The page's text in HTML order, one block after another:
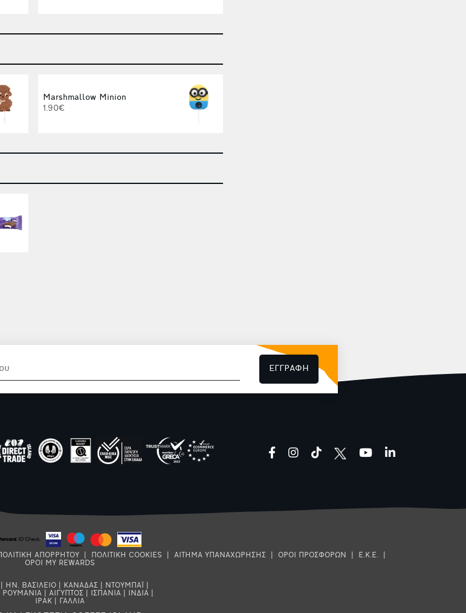
Marshmallow Minion
1.90€
ΕΓΓΡΑΦΗ
facebookinstagram
tiktok youtubelinkedin
ΠΟΛΙΤΙΚΗ ΑΠΟΡΡΗΤΟΥ ΠΟΛΙΤΙΚΗ COOKIES ΑΙΤΗΜΑ ΥΠΑΝΑΧΩΡΗΣΗΣ ΟΡΟΙ ΠΡΟΣΦΟΡΩΝ Ε.Κ.Ε.
ΟΡΟΙ MY REWARDS
ΗΝ. ΒΑΣΙΛΕΙΟ ΚΑΝΑΔΑΣ ΝΤΟΥΜΠΑΪ
ΡΟΥΜΑΝΙΑ ΑΙΓΥΠΤΟΣ ΙΣΠΑΝΙΑ ΙΝΔΙΑ
ΙΡΑΚ
ΓΑΛΛΙΑ